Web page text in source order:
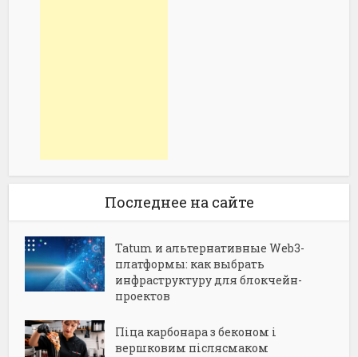
Последнее на сайте
Tatum и альтернативные Web3-
платформы: как выбрать
инфраструктуру для блокчейн-
проектов
Піца карбонара з беконом і
вершковим післясмаком